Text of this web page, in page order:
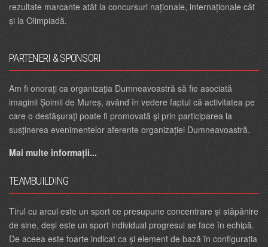
rezultate marcante atât la concursuri naționale, internaționale cât
și la Olimpiadă.
PARTENERI & SPONSORI
Am fi onoraţi ca organizaţia Dumneavoastră să fie asociată
imaginii Șoimii de Mureș, având în vedere faptul că activitatea pe
care o desfăşuraţi poate fi promovată şi prin participarea la
susţinerea evenimentelor aferente organizației Dumneavoastră.
Mai multe informații...
TEAMBUILDING
Tirul cu arcul este un sport ce presupune concentrare și stăpânire
de sine, deși este un sport individual progresul se face în echipă.
De aceea este foarte indicat ca și element de bază în configurația